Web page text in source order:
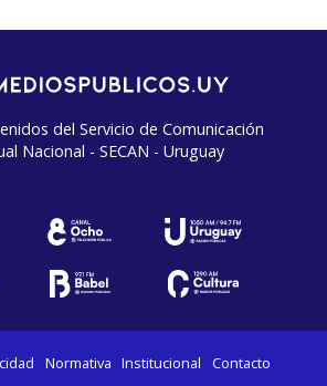
del Servicio de Comunicación
Nacional - SECAN - Uruguay
Normativa Institucional Contacto